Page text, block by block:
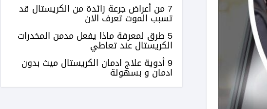
7 من أعراض جرعة زائدة من الكريستال قد
تسبب الموت تعرف الان
5 طرق لمعرفة ماذا يفعل مدمن المخدرات
الكريستال عند تعاطي
9 أدوية علاج ادمان الكريستال ميث بدون
ادمان و بسهولة